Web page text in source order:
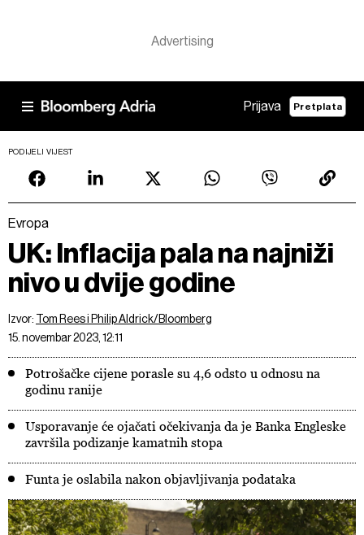
Prijava Pretplata
PODIJELI VIJEST
Evropa
UK: Inflacija pala na najniži
nivo u dvije godine
Izvor: Tom Rees i Philip Aldrick/Bloomberg
15. novembar 2023, 12:11
Potrošačke cijene porasle su 4,6 odsto u odnosu na
godinu ranije
Usporavanje će ojačati očekivanja da je Banka Engleske
završila podizanje kamatnih stopa
Funta je oslabila nakon objavljivanja podataka